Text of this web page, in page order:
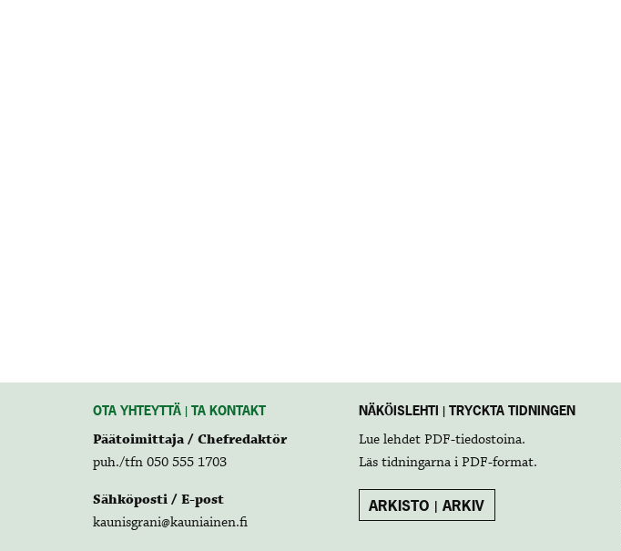
OTA YHTEYTTÄ | TA KONTAKT
Päätoimittaja / Chefredaktör
puh./tfn 050 555 1703
Sähköposti / E-post
kaunisgrani@kauniainen.fi
NÄKÖISLEHTI | TRYCKTA TIDNINGEN
Lue lehdet PDF-tiedostoina.
Läs tidningarna i PDF-format.
ARKISTO | ARKIV